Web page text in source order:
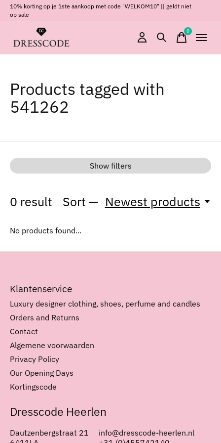
10% korting op je 1ste aankoop met code "WELKOM10" || geldt niet
op sale
0items
Products tagged with
541262
Show filters
0 result Sort — Newest products
No products found...
Klantenservice
Luxury designer clothing, shoes, perfume and candles
Orders and Returns
Contact
Algemene voorwaarden
Privacy Policy
Our Opening Days
Kortingscode
Dresscode Heerlen
Dautzenbergstraat 21
info@dresscode-heerlen.nl